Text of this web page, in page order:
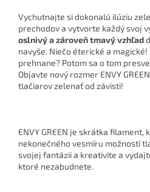
Vychutnajte si dokonalú ilúziu
prechodov a vytvorte každý svoj
oslnivý a zároveň tmavý vzhľad
navyše. Niečo éterické a magické!
prehnane? Potom sa o tom
Objavte nový rozmer ENVY
tlačiarov zelenať od závisti!
ENVY GREEN je skrátka
nekonečného vesmíru možností
svojej fantázii a kreativite a
ktoré nezabudnete.